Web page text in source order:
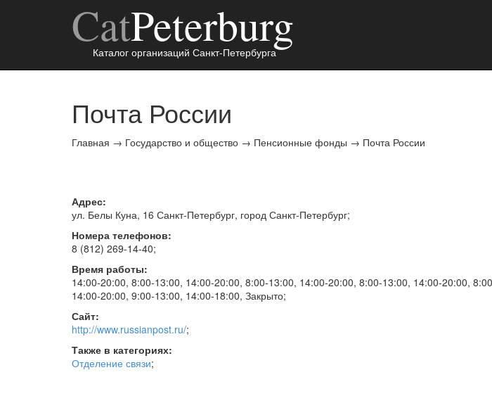
CatPeterburg
Каталог организаций Санкт-Петербурга
Почта России
Главная → Государство и общество → Пенсионные фонды → Почта России
Адрес:
ул. Белы Куна, 16 Санкт-Петербург, город Санкт-Петербург;
Номера телефонов:
8 (812) 269-14-40;
Время работы:
14:00-20:00, 8:00-13:00, 14:00-20:00, 8:00-13:00, 14:00-20:00, 8:00-13:00, 14:00-20:00,
14:00-20:00, 9:00-13:00, 14:00-18:00, Закрыто;
Сайт:
http://www.russianpost.ru/;
Также в категориях:
Отделение связи;